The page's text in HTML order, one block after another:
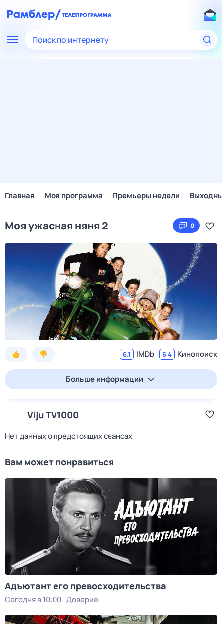
Поиск по интернету
Главная Моя программа Премьеры недели
Моя ужасная няня 2 0
6.1 IMDb 6.4 Кинопоиск
Больше информации
Viju TV1000
Нет данных о предстоящих сеансах
Вам может понравиться
Адъютант его превосходительства
Сегодня в 10:00 Доверие